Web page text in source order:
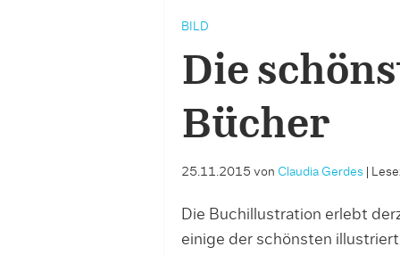
BILD
Die
Bücher
25.11.2015 von Claudia Gerdes
Die Buchillustration erlebt
einige der schönsten